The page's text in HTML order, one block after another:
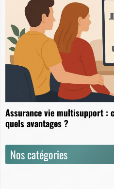
Assurance vie multisupport :
quels avantages ?
Nos catégories